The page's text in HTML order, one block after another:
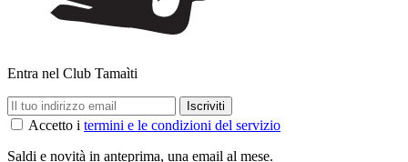
Entra nel Club Tamaìti
Accetto i termini e le condizioni del servizio
Saldi e novità in anteprima, una email al mese.